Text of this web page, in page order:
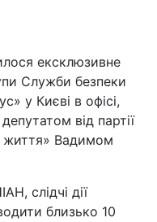
ексклюзивне
Служби безпеки
у Києві в офісі,
від партії
життя» Вадимом
слідчі дії
близько 10